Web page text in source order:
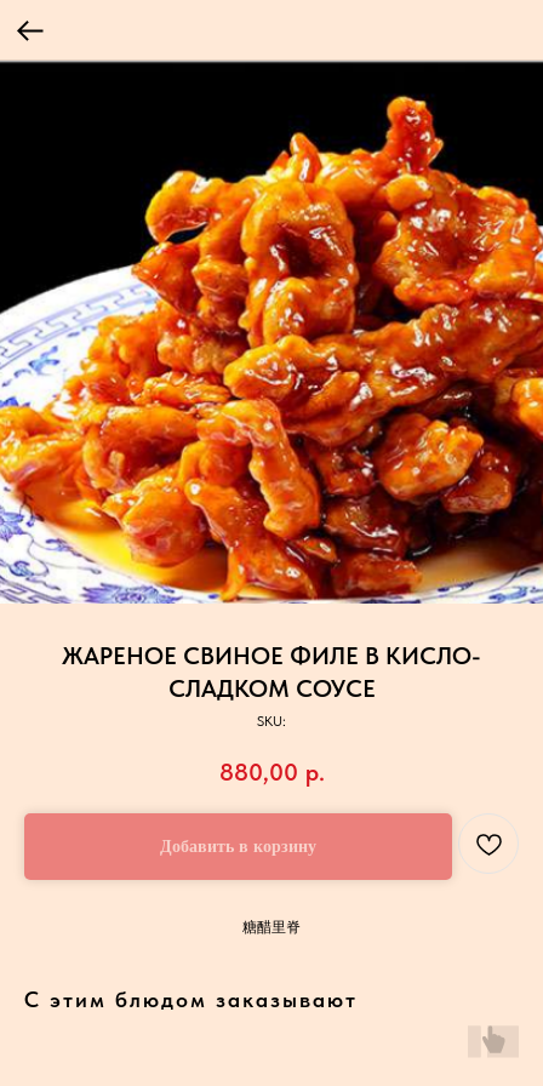
ЖАРЕНОЕ СВИНОЕ ФИЛЕ В КИСЛО-
СЛАДКОМ СОУСЕ
SKU:
880,00 р.
Добавить в корзину
糖醋里脊
С этим блюдом заказывают